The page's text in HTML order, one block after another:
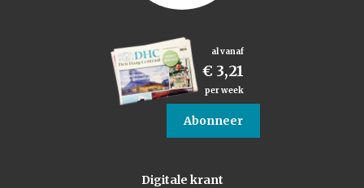
al vanaf
€ 3,21
per week
Abonneer
Digitale krant